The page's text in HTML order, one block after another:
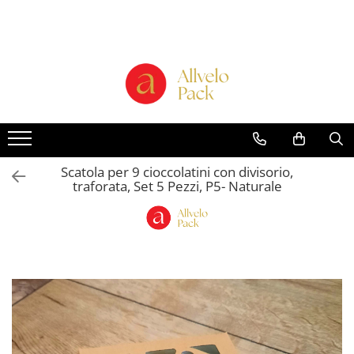
Scatole per Panettone e Torte
Scatole per Panettone e Torte con
Finestra
Scatole per Panettone e Torte
senza Finestra
Buste in Cartone per Regalo
Scatole Alte con Finestra per
Pasticcini
Scatole Alte senza Finestra per Mini
Pasticcini
Scatola per 9 cioccolatini con divisorio,
traforata, Set 5 Pezzi, P5- Naturale